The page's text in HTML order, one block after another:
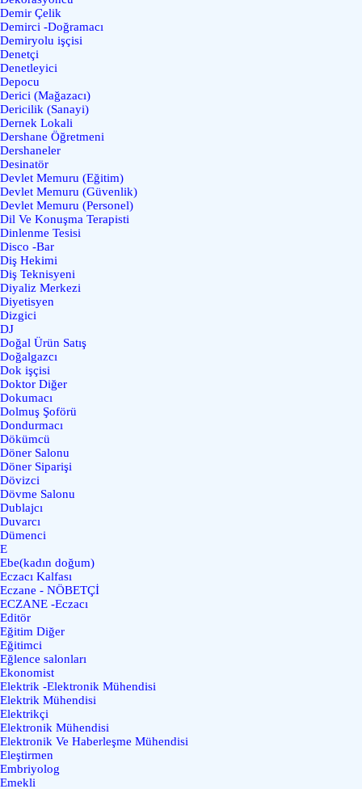
Demir Çelik
Demirci -Doğramacı
Demiryolu işçisi
Denetçi
Denetleyici
Depocu
Derici (Mağazacı)
Dericilik (Sanayi)
Dernek Lokali
Dershane Öğretmeni
Dershaneler
Desinatör
Devlet Memuru (Eğitim)
Devlet Memuru (Güvenlik)
Devlet Memuru (Personel)
Dil Ve Konuşma Terapisti
Dinlenme Tesisi
Disco -Bar
Diş Hekimi
Diş Teknisyeni
Diyaliz Merkezi
Diyetisyen
Dizgici
DJ
Doğal Ürün Satış
Doğalgazcı
Dok işçisi
Doktor Diğer
Dokumacı
Dolmuş Şoförü
Dondurmacı
Dökümcü
Döner Salonu
Döner Siparişi
Dövizci
Dövme Salonu
Dublajcı
Duvarcı
Dümenci
E
Ebe(kadın doğum)
Eczacı Kalfası
Eczane - NÖBETÇİ
ECZANE -Eczacı
Editör
Eğitim Diğer
Eğitimci
Eğlence salonları
Ekonomist
Elektrik -Elektronik Mühendisi
Elektrik Mühendisi
Elektrikçi
Elektronik Mühendisi
Elektronik Ve Haberleşme Mühendisi
Eleştirmen
Embriyolog
Emekli